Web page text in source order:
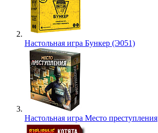
Настольная игра Бункер (Э051)
Настольная игра Место преступления